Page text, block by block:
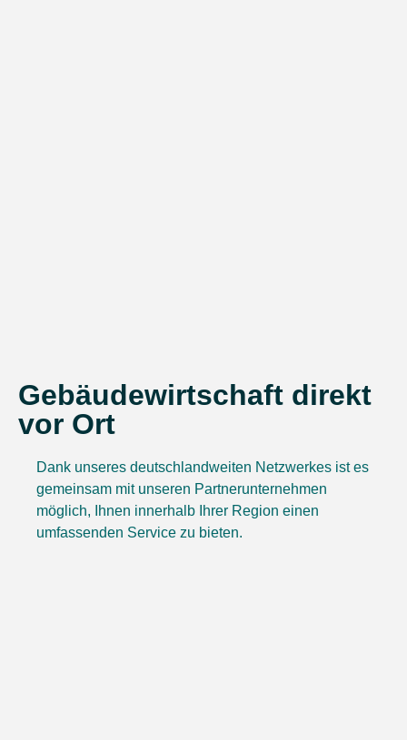
Gebäudewirtschaft direkt
vor Ort
Dank unseres deutschlandweiten Netzwerkes ist es
gemeinsam mit unseren Partnerunternehmen
möglich, Ihnen innerhalb Ihrer Region einen
umfassenden Service zu bieten.